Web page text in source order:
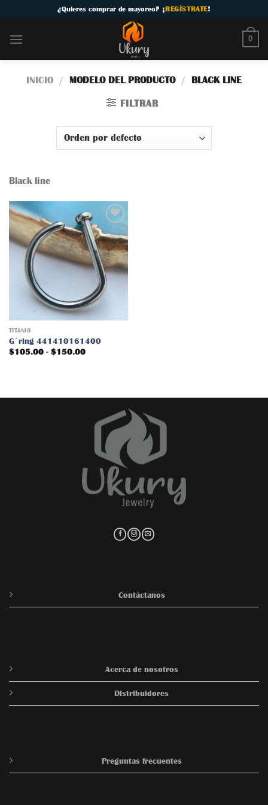
content
¿Quieres comprar de mayoreo? ¡REGÍSTRATE!
0
INICIO / MODELO DEL PRODUCTO / BLACK LINE
FILTRAR
Black line
Añadir
a la
lista
de
deseos
TITANIO
G´ring 441410161400
$105.00 - $150.00Rango
$150.00
Acerca de nosotros
Distribuidores
Preguntas frecuentes
Contáctanos